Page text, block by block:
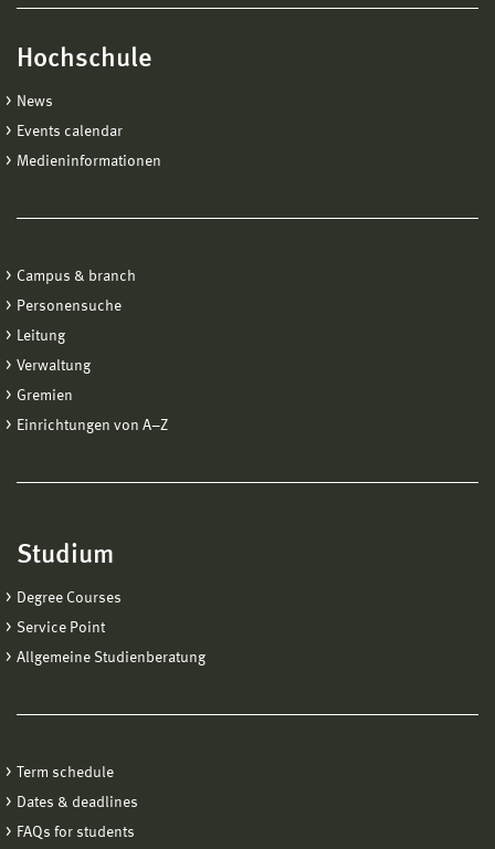
Hochschule
News
Events calendar
Medieninformationen
Campus & branch
Personensuche
Leitung
Verwaltung
Gremien
Einrichtungen von A−Z
Studium
Degree Courses
Service Point
Allgemeine Studienberatung
Term schedule
Dates & deadlines
FAQs for students